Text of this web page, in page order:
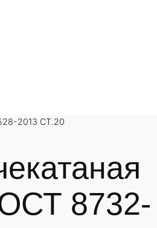
2013 СТ.20
8732-